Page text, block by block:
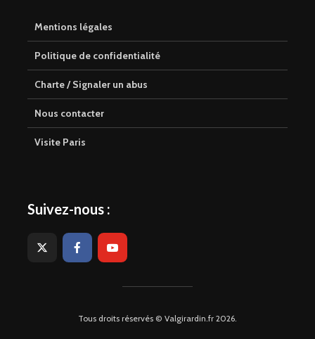
Mentions légales
Politique de confidentialité
Charte / Signaler un abus
Nous contacter
Visite Paris
Suivez-nous :
Tous droits réservés © Valgirardin.fr 2026.